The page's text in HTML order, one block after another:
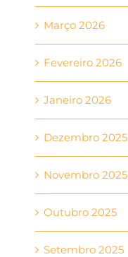
Março 2026
Fevereiro 2026
Janeiro 2026
Dezembro 2025
Novembro 2025
Outubro 2025
Setembro 2025